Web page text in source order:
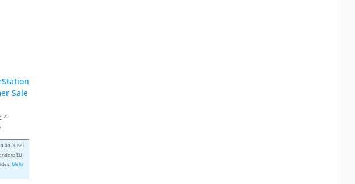
Sale
*
0,00 % bei
EU-
Mehr